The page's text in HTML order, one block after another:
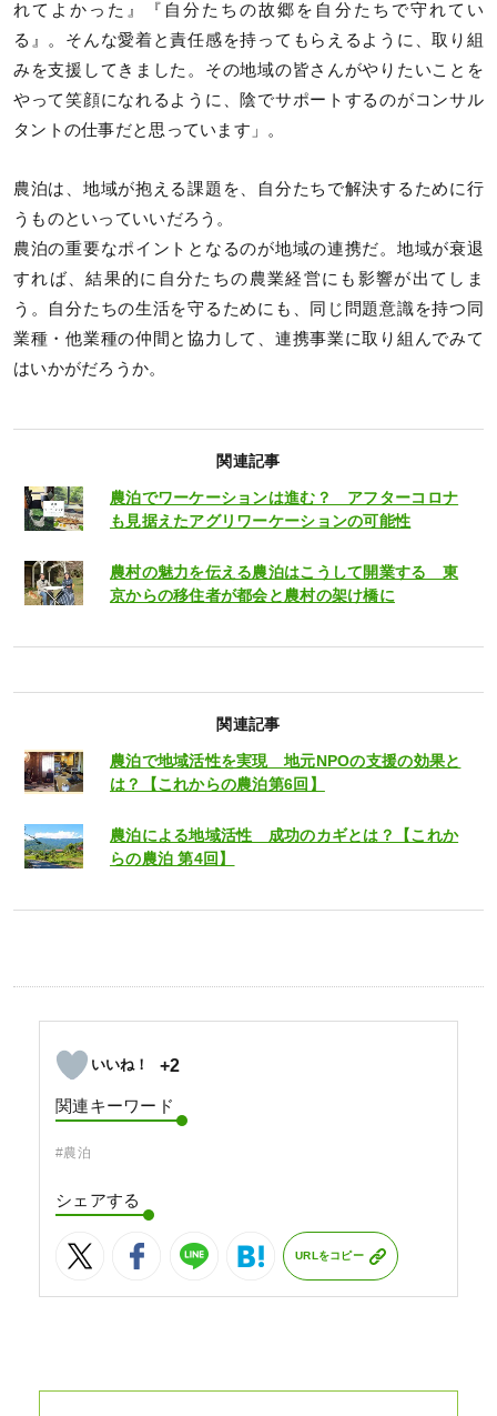
れてよかった』『自分たちの故郷を自分たちで守れてい
る』。そんな愛着と責任感を持ってもらえるように、取り組
みを支援してきました。その地域の皆さんがやりたいことを
やって笑顔になれるように、陰でサポートするのがコンサル
タントの仕事だと思っています」。
農泊は、地域が抱える課題を、自分たちで解決するために行
うものといっていいだろう。
農泊の重要なポイントとなるのが地域の連携だ。地域が衰退
すれば、結果的に自分たちの農業経営にも影響が出てしま
う。自分たちの生活を守るためにも、同じ問題意識を持つ同
業種・他業種の仲間と協力して、連携事業に取り組んでみて
はいかがだろうか。
関連記事
農泊でワーケーションは進む？ アフターコロナ
も見据えたアグリワーケーションの可能性
農村の魅力を伝える農泊はこうして開業する 東
京からの移住者が都会と農村の架け橋に
関連記事
農泊で地域活性を実現 地元NPOの支援の効果と
は？【これからの農泊第6回】
農泊による地域活性 成功のカギとは？【これか
らの農泊 第4回】
+2
関連キーワード
#農泊
シェアする
URLをコピー